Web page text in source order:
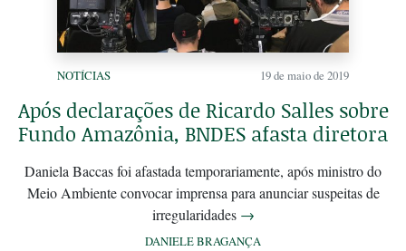
NOTÍCIAS 19 de maio de 2019
Após declarações de Ricardo Salles sobre
Fundo Amazônia, BNDES afasta diretora
Daniela Baccas foi afastada temporariamente, após ministro do
Meio Ambiente convocar imprensa para anunciar suspeitas de
irregularidades →
DANIELE BRAGANÇA